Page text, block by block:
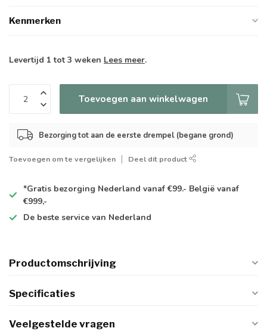
Kenmerken
Levertijd 1 tot 3 weken Lees meer.
Toevoegen aan winkelwagen
Bezorging tot aan de eerste drempel (begane grond)
Toevoegen om te vergelijken Deel dit product
*Gratis bezorging Nederland vanaf €99.- België vanaf
€999,-
De beste service van Nederland
Productomschrijving
Specificaties
Veelgestelde vragen